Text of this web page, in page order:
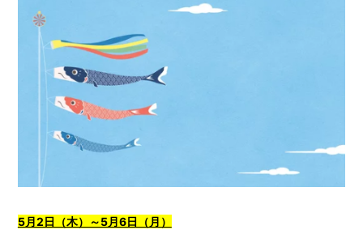
5月2日（木）～5月6日（月）